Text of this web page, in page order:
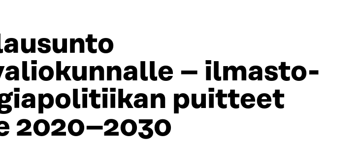
– ilmasto-
puitteet
2020–2030